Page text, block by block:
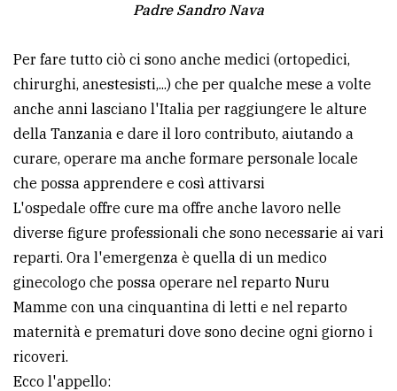
Padre Sandro Nava
Per fare tutto ciò ci sono anche medici (ortopedici,
chirurghi, anestesisti,...) che per qualche mese a volte
anche anni lasciano l'Italia per raggiungere le alture
della Tanzania e dare il loro contributo, aiutando a
curare, operare ma anche formare personale locale
che possa apprendere e così attivarsi
L'ospedale offre cure ma offre anche lavoro nelle
diverse figure professionali che sono necessarie ai vari
reparti. Ora l'emergenza è quella di un medico
ginecologo che possa operare nel reparto Nuru
Mamme con una cinquantina di letti e nel reparto
maternità e prematuri dove sono decine ogni giorno i
ricoveri.
Ecco l'appello: